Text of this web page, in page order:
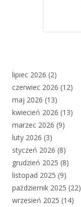
lipiec 2026 (2)
czerwiec 2026 (12)
maj 2026 (13)
kwiecień 2026 (13)
marzec 2026 (9)
luty 2026 (3)
styczeń 2026 (8)
grudzień 2025 (8)
listopad 2025 (9)
październik 2025 (22)
wrzesień 2025 (14)